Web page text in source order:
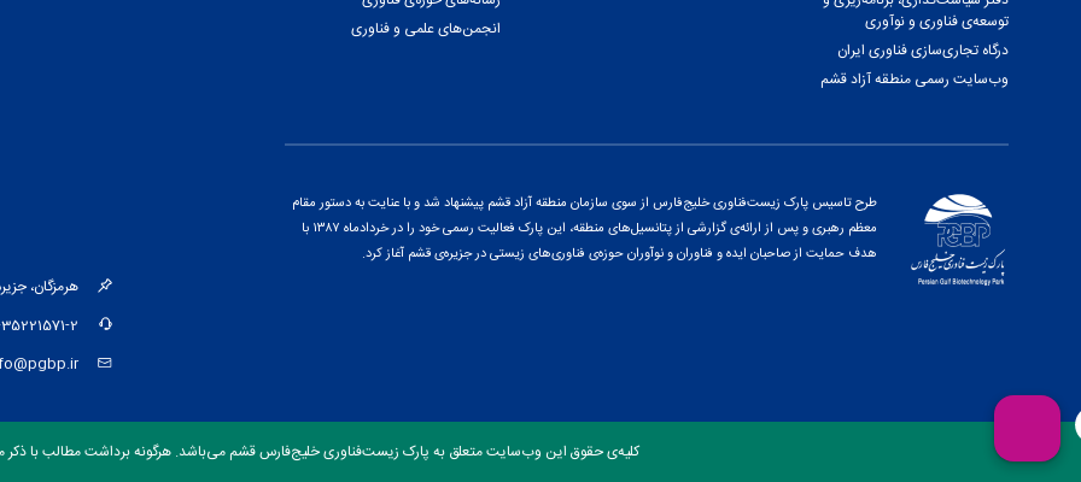
توسعه‌ی فناوری و نوآوری
درگاه تجاری‌سازی فناوری ایران
وب‌سایت رسمی منطقه آزاد قشم
انجمن‌های علمی و فناوری
طرح تاسیس پارک زیست‌فناوری خلیج‌فارس از سوی سازمان منطقه آزاد قشم پیشنهاد شد و با عنایت به دستور مقام
معظم رهبری و پس از ارائه‌ی گزارشی از پتانسیل‌های منطقه، این پارک فعالیت رسمی خود را در خردادماه ۱۳۸۷ با
هدف حمایت از صاحبان ایده و فناوران و نوآوران حوزه‌ی فناوری‌های زیستی در جزیره‌ی قشم آغاز کرد.
هرمزگان، جزیره‌ی قشم، کیلومتر ۱۵
2
کلیه‌ی حقوق این وب‌سایت متعلق به پارک زیست‌فناوری خلیج‌فارس قشم می‌باشد. هرگونه برداشت مطالب با ذکر